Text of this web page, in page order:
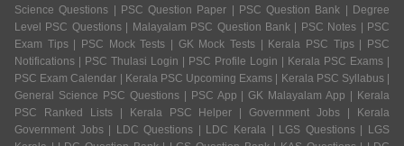
Science Questions | PSC Question Paper | PSC Question Bank | Degree
Level PSC Questions | Malayalam PSC Question Bank | PSC Notes | PSC
Exam Tips | PSC Mock Tests | GK Mock Tests | Kerala PSC Tips | PSC
Notifications | PSC Thulasi Login | PSC Profile Login | Kerala PSC Exams |
PSC Exam Calendar | Kerala PSC Upcoming Exams | Kerala PSC Syllabus |
General Science PSC Questions | PSC App | GK Malayalam App | Kerala
PSC Ranked Lists | Kerala PSC Helper | Government Jobs | Kerala
Government Jobs | LDC Questions | LDC Kerala | LGS Questions | LGS